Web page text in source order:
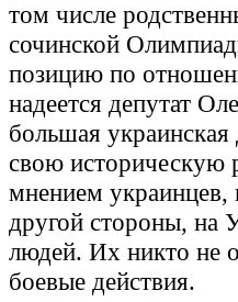
том числе
сочинской
позицию по
надеется депутат
большая украинская
свою историческую
мнением
другой стороны, на
людей. Их никто не
боевые действия.